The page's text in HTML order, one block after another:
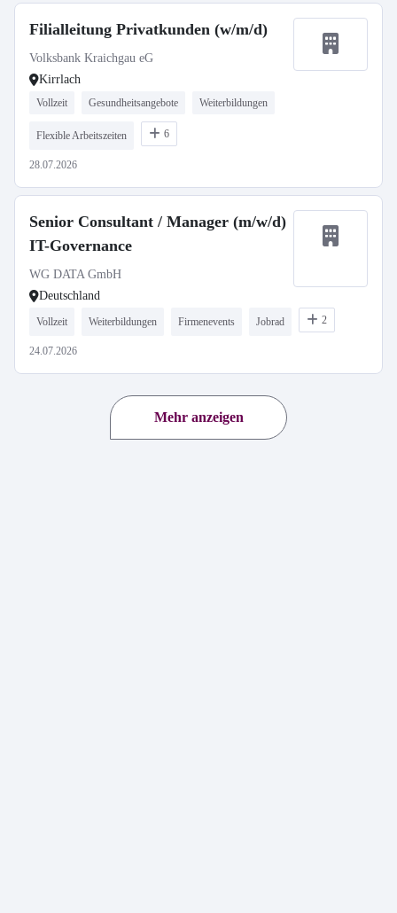
Filialleitung Privatkunden (w/m/d)
Volksbank Kraichgau eG
Kirrlach
Vollzeit Gesundheitsangebote Weiterbildungen
Flexible Arbeitszeiten 6
28.07.2026
Senior Consultant / Manager (m/w/d)
IT-Governance
WG DATA GmbH
Deutschland
Vollzeit Weiterbildungen Firmenevents Jobrad 2
24.07.2026
Mehr anzeigen